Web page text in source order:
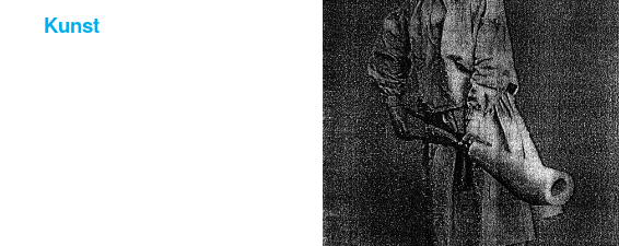
Kunst